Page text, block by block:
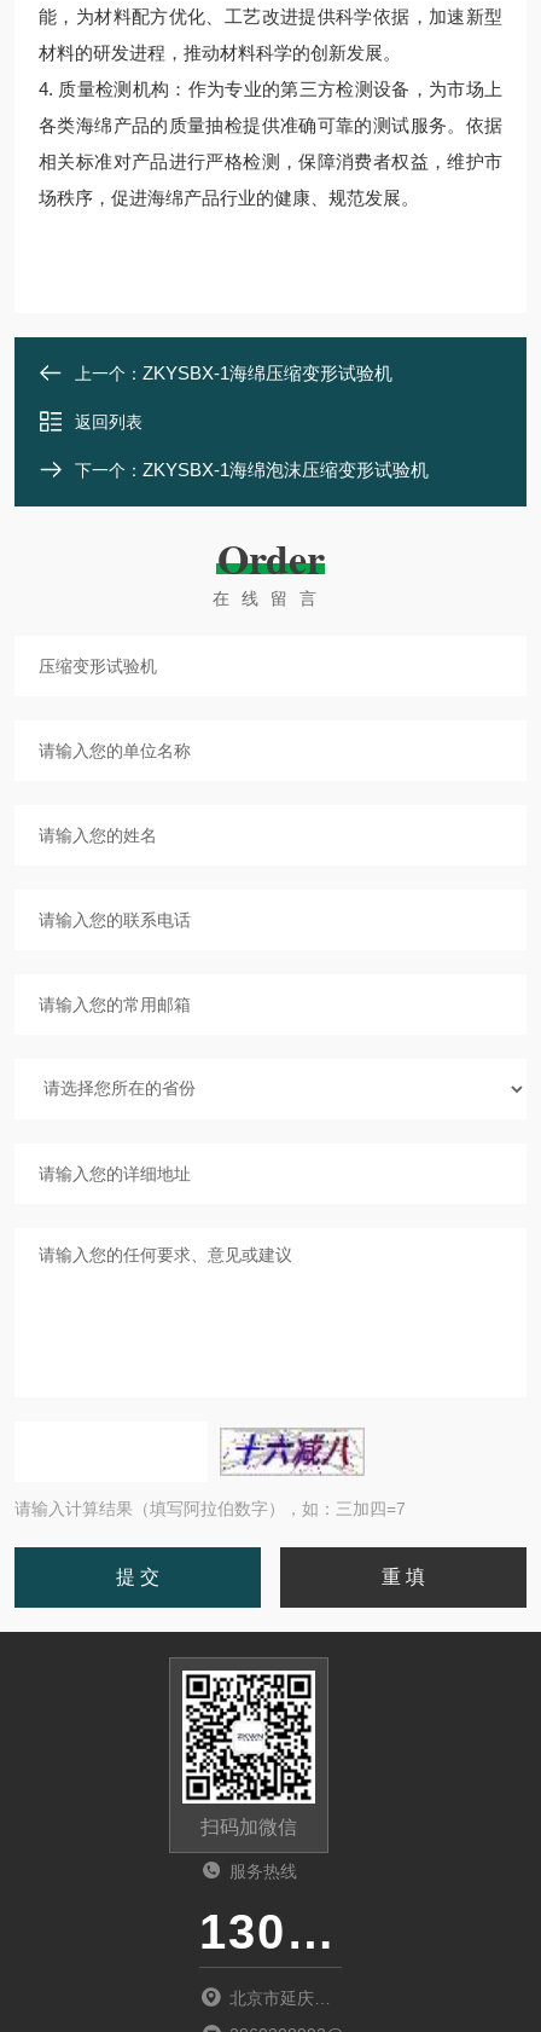
能，为材料配方优化、工艺改进提供科学依据，加速新型
材料的研发进程，推动材料科学的创新发展。
4. 质量检测机构：作为专业的第三方检测设备，为市场上
各类海绵产品的质量抽检提供准确可靠的测试服务。依据
相关标准对产品进行严格检测，保障消费者权益，维护市
场秩序，促进海绵产品行业的健康、规范发展。
上一个： ZKYSBX-1海绵压缩变形试验机
返回列表
下一个： ZKYSBX-1海绵泡沫压缩变形试验机
Order
在线留言
请输入计算结果（填写阿拉伯数字），如：三加四=7
扫码加微信
服务热线
13011285763
北京市延庆区